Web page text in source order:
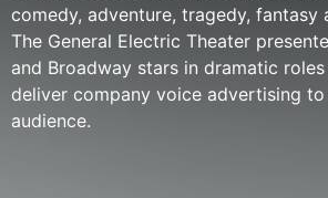
comedy, adventure, tragedy, fantasy
The General Electric Theater
and Broadway stars in dramatic
deliver company voice advertising
audience.